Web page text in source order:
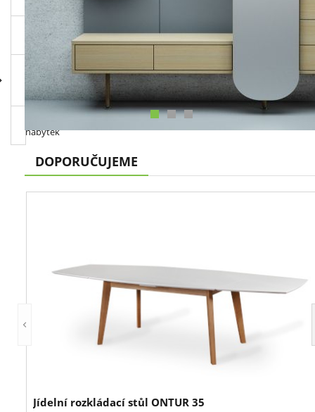
stoly
židle
Konferenční
a odkládací
stolky
nábytek
DOPORUČUJEME
Jídelní rozkládací stůl ONTUR 35